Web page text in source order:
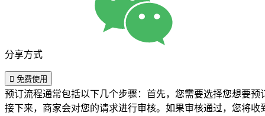
分享方式
 免费使用
预订流程通常包括以下几个步骤：首先，您需要选择您想要
接下来，商家会对您的请求进行审核。如果审核通过，您将